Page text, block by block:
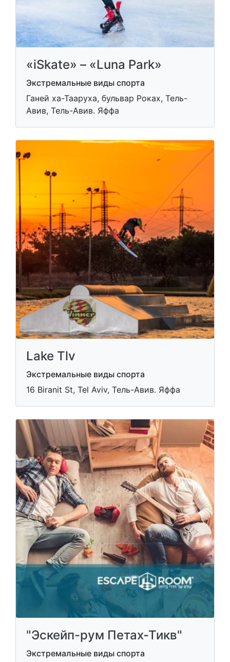
«iSkate» – «Luna Park»
Экстремальные виды спорта
Ганей ха-Тааруха, бульвар Роках, Тель-
Авив, Тель-Авив. Яффа
Lake Tlv
Экстремальные виды спорта
16 Biranit St, Tel Aviv, Тель-Авив. Яффа
"Эскейп-рум Петах-Тикв"
Экстремальные виды спорта